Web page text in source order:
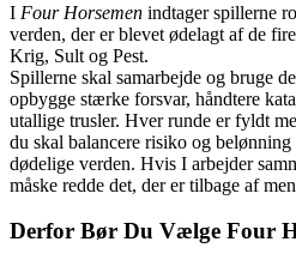
I Four Horsemen indtager spillerne
verden, der er blevet ødelagt af de
Krig, Sult og Pest.
Spillerne skal samarbejde og bruge
opbygge stærke forsvar, håndtere
utallige trusler. Hver runde er fyldt
du skal balancere risiko og
dødelige verden. Hvis I arbejder
måske redde det, der er tilbage af
Derfor Bør Du Vælge Four